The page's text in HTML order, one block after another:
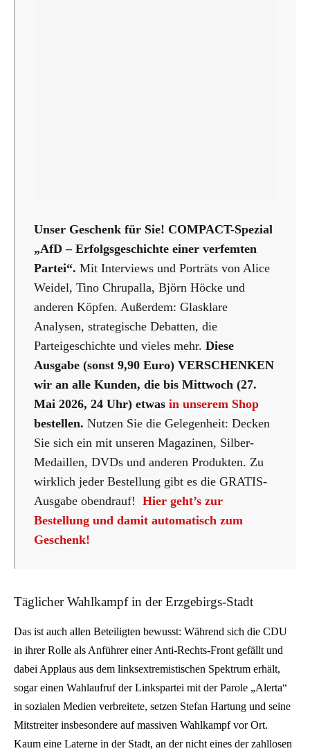
Unser Geschenk für Sie! COMPACT-Spezial
„AfD – Erfolgsgeschichte einer verfemten
Partei“. Mit Interviews und Porträts von Alice
Weidel, Tino Chrupalla, Björn Höcke und
anderen Köpfen. Außerdem: Glasklare
Analysen, strategische Debatten, die
Parteigeschichte und vieles mehr. Diese
Ausgabe (sonst 9,90 Euro) VERSCHENKEN
wir an alle Kunden, die bis Mittwoch (27.
Mai 2026, 24 Uhr) etwas in unserem Shop
bestellen. Nutzen Sie die Gelegenheit: Decken
Sie sich ein mit unseren Magazinen, Silber-
Medaillen, DVDs und anderen Produkten. Zu
wirklich jeder Bestellung gibt es die GRATIS-
Ausgabe obendrauf! Hier geht’s zur
Bestellung und damit automatisch zum
Geschenk!
Täglicher Wahlkampf in der Erzgebirgs-Stadt
Das ist auch allen Beteiligten bewusst: Während sich die CDU
in ihrer Rolle als Anführer einer Anti-Rechts-Front gefällt und
dabei Applaus aus dem linksextremistischen Spektrum erhält,
sogar einen Wahlaufruf der Linkspartei mit der Parole „Alerta“
in sozialen Medien verbreitete, setzen Stefan Hartung und seine
Mitstreiter insbesondere auf massiven Wahlkampf vor Ort.
Kaum eine Laterne in der Stadt, an der nicht eines der zahllosen